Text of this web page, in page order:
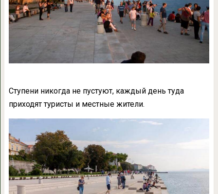
Ступени никогда не пустуют, каждый день туда
приходят туристы и местные жители.